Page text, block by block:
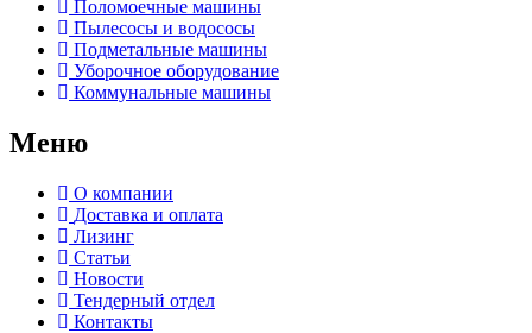
Поломоечные машины
Пылесосы и водососы
Подметальные машины
Уборочное оборудование
Коммунальные машины
Меню
О компании
Доставка и оплата
Лизинг
Статьи
Новости
Тендерный отдел
Контакты